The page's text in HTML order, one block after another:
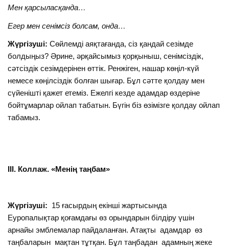
Мен қарсыласқанда…
Егер мен сенімсіз болсам, онда…
Жүргізуші:Сөйлемді аяқтағанда, сіз қандай сезімде
болдыңыз? Әрине, әрқайсымыз қорқыныш, сенімсіздік,
сәтсіздік сезімдерінен өттік. Ренжіген, нашар көңіл-күй
немесе көңілсіздік болған шығар. Бұл сәтте қолдау мен
сүйенішті қажет етеміз. Ежелгі кезде адамдар өздеріне
бойтұмарлар ойлап табатын. Бүгін біз өзімізге қолдау ойлап
табамыз.
ІІІ. Коллаж. «Менің таңбам»
Жүргізуші: 15 ғасырдың екінші жартысында
Еуропалықтар қоғамдағы өз орындарын білдіру үшін
арнайы эмблемалар пайдаланған. Атақты адамдар өз
таңбаларын мақтан тұтқан. Бұл таңбадан адамның жеке